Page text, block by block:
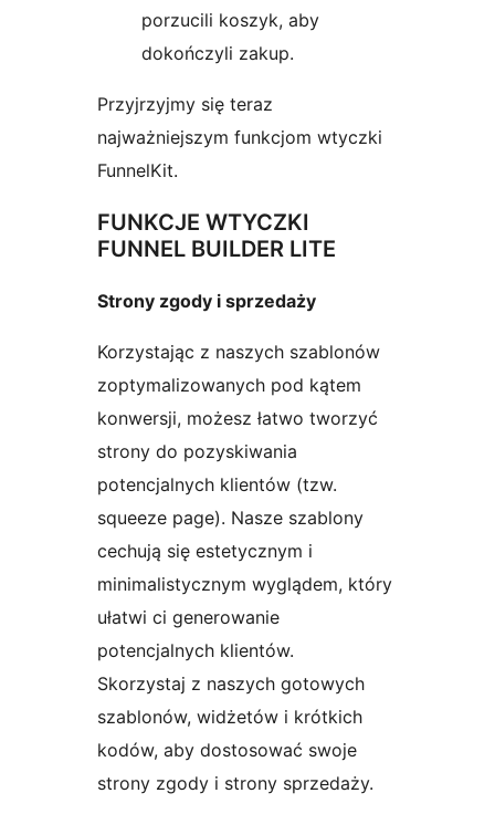
porzucili koszyk, aby
dokończyli zakup.
Przyjrzyjmy się teraz
najważniejszym funkcjom wtyczki
FunnelKit.
FUNKCJE WTYCZKI
FUNNEL BUILDER LITE
Strony zgody i sprzedaży
Korzystając z naszych szablonów
zoptymalizowanych pod kątem
konwersji, możesz łatwo tworzyć
strony do pozyskiwania
potencjalnych klientów (tzw.
squeeze page). Nasze szablony
cechują się estetycznym i
minimalistycznym wyglądem, który
ułatwi ci generowanie
potencjalnych klientów.
Skorzystaj z naszych gotowych
szablonów, widżetów i krótkich
kodów, aby dostosować swoje
strony zgody i strony sprzedaży.